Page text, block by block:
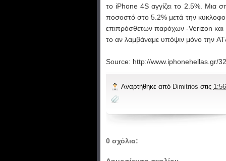
το iPhone 4S αγγίζει το 2.5%. Μια
ποσοστό στο 5.2% μετά την
επιπρόσθετων παρόχων -Verizon
το αν λαμβάναμε υπόψιν μόνο την
Source: http://www.iphonehellas.gr/
Αναρτήθηκε από Dimitrios στις
0 σχόλια: